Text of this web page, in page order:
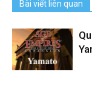
Bài viết liên quan